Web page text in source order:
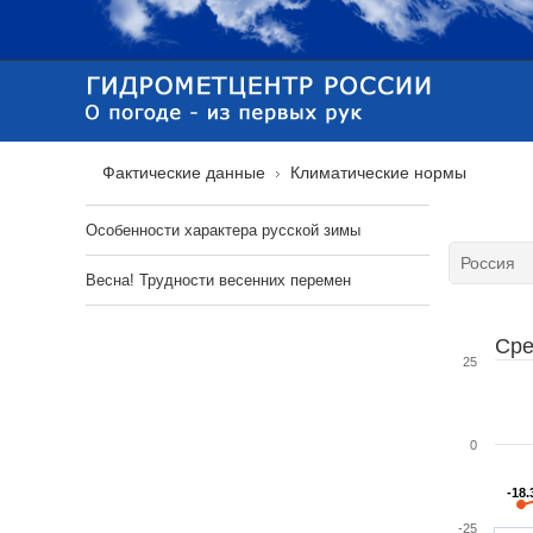
Фактические данные Климатические нормы
--
-25
0
25
Особенности характера русской зимы
Весна! Трудности весенних перемен